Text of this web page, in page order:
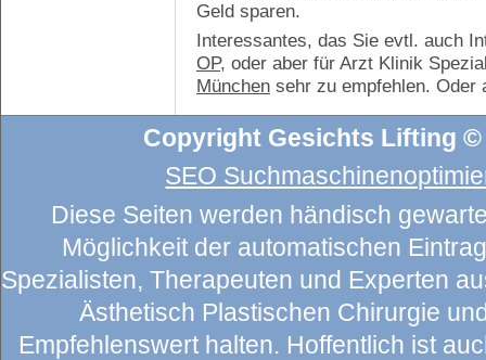
Geld sparen.
Interessantes, das Sie evtl. auch
OP, oder aber für Arzt Klinik
München sehr zu empfehlen. Oder
Copyright Gesichts Lifting ©
SEO
Diese Seiten werden händisch
Möglichkeit der automatischen
Spezialisten, Therapeuten und Experten
Ästhetisch Plastischen Chirurgie
Empfehlenswert halten. Hoffentlich ist